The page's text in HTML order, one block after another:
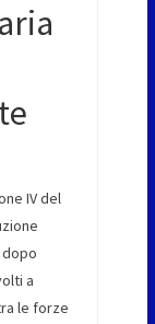
IV del
dopo
a
le forze